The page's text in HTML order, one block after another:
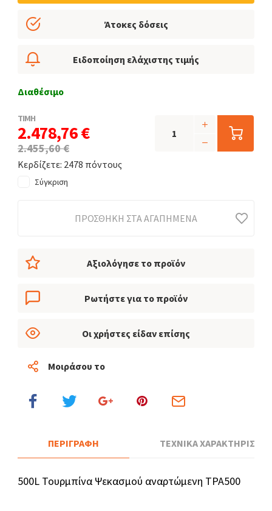
Αξιολόγησε το προϊόν
Ρωτήστε για το προϊόν
Οι χρήστες είδαν επίσης
Μοιράσου το
ΤΙΜΗ
2.478,76 €
2.455,60 €
Κερδίζετε: 2478 πόντους
Άτοκες δόσεις
Ειδοποίηση ελάχιστης τιμής
Διαθέσιμο
Σύγκριση
ΠΡΟΣΘΉΚΗ ΣΤΑ ΑΓΑΠΗΜΈΝΑ
ΠΕΡΙΓΡΑΦΗ ΤΕΧΝΙΚΑ
500L Τουρμπίνα Ψεκασμού αναρτώμενη TPA500